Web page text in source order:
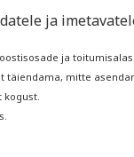
ja
ja
täiendama, mitte
kogust.